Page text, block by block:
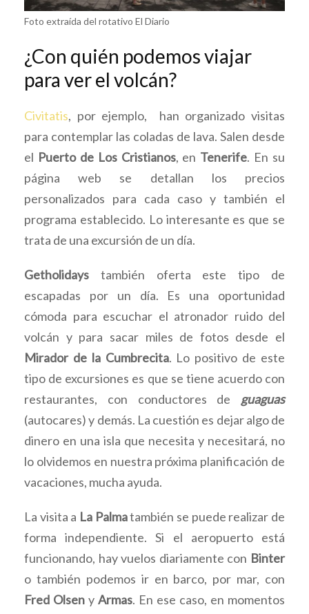
Foto extraída del rotativo El Diario
¿Con quién podemos viajar
para ver el volcán?
Civitatis, por ejemplo, han organizado visitas
para contemplar las coladas de lava. Salen desde
el Puerto de Los Cristianos, en Tenerife. En su
página web se detallan los precios
personalizados para cada caso y también el
programa establecido. Lo interesante es que se
trata de una excursión de un día.
Getholidays también oferta este tipo de
escapadas por un día. Es una oportunidad
cómoda para escuchar el atronador ruido del
volcán y para sacar miles de fotos desde el
Mirador de la Cumbrecita. Lo positivo de este
tipo de excursiones es que se tiene acuerdo con
restaurantes, con conductores de guaguas
(autocares) y demás. La cuestión es dejar algo de
dinero en una isla que necesita y necesitará, no
lo olvidemos en nuestra próxima planificación de
vacaciones, mucha ayuda.
La visita a La Palmatambién se puede realizar de
forma independiente. Si el aeropuerto está
funcionando, hay vuelos diariamente con Binter
o también podemos ir en barco, por mar, con
Fred Olsen y Armas. En ese caso, en momentos